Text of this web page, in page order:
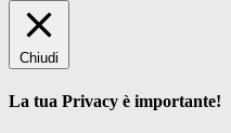
Chiudi
La tua Privacy è importante!